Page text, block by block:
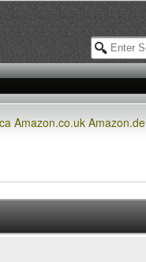
Amazon.co.uk Amazon.de